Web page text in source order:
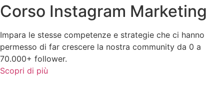
Corso Instagram Marketing
Impara le stesse competenze e strategie che ci hanno
permesso di far crescere la nostra community da 0 a
70.000+ follower.
Scopri di più